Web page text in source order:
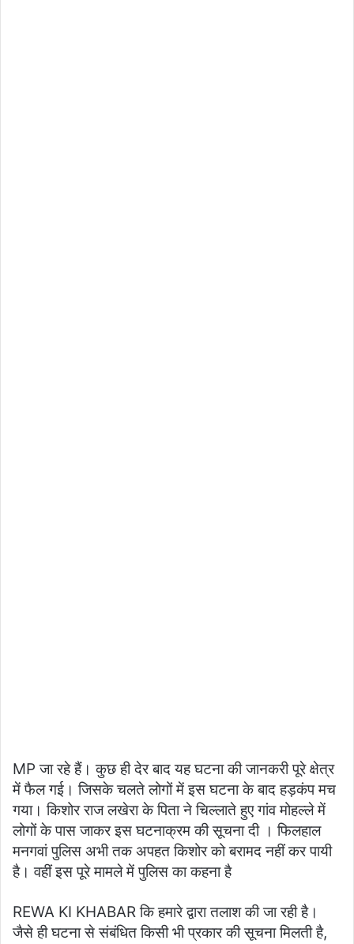
MP जा रहे हैं। कुछ ही देर बाद यह घटना की जानकरी पूरे क्षेत्र
में फैल गई। जिसके चलते लोगों में इस घटना के बाद हड़कंप मच
गया। किशोर राज लखेरा के पिता ने चिल्लाते हुए गांव मोहल्ले में
लोगों के पास जाकर इस घटनाक्रम की सूचना दी । फिलहाल
मनगवां पुलिस अभी तक अपहत किशोर को बरामद नहीं कर पायी
है। वहीं इस पूरे मामले में पुलिस का कहना है
REWA KI KHABAR कि हमारे द्वारा तलाश की जा रही है।
जैसे ही घटना से संबंधित किसी भी प्रकार की सूचना मिलती है,